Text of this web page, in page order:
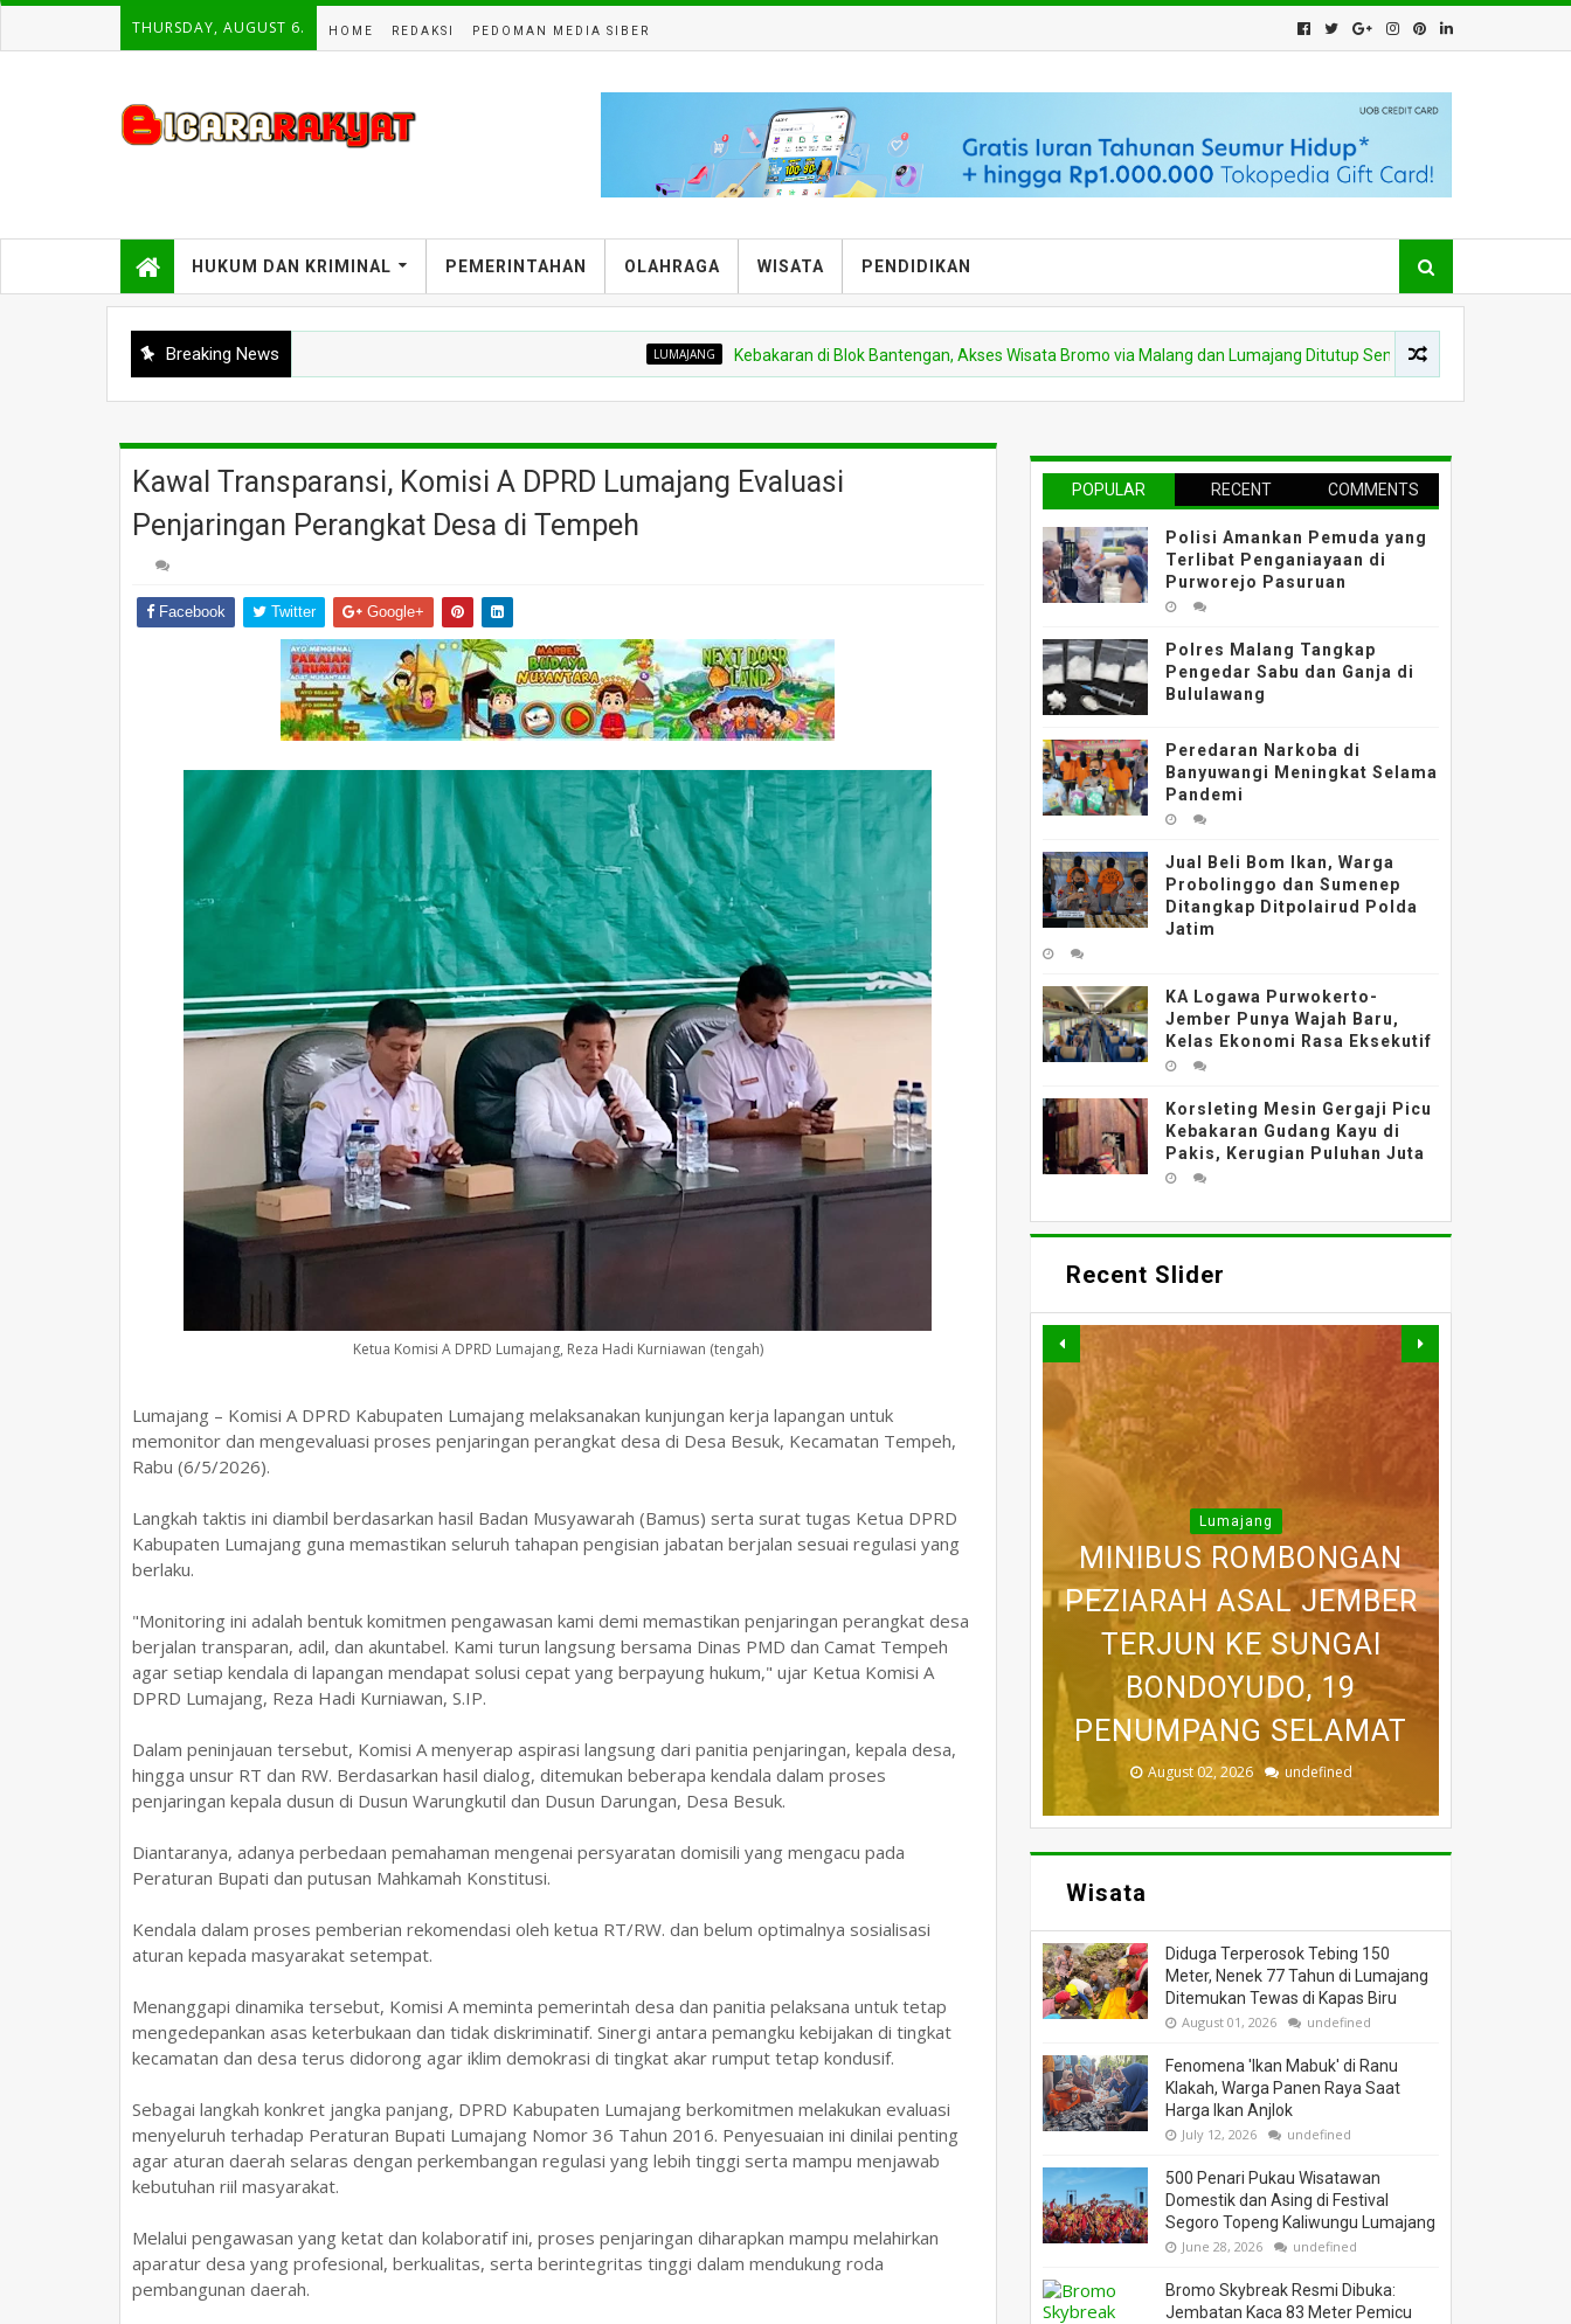
THURSDAY, AUGUST 6. HOME REDAKSI PEDOMAN MEDIA SIBER
HUKUM DAN KRIMINAL PEMERINTAHAN OLAHRAGA WISATA PENDIDIKAN
Breaking News Kebakaran di Blok Bantengan, Akses Wisata Bromo via Malang dan Lumajang Ditutup Sementara
Kawal Transparansi, Komisi A DPRD Lumajang Evaluasi
Penjaringan Perangkat Desa di Tempeh
Facebook Twitter Google+
Ketua Komisi A DPRD Lumajang, Reza Hadi Kurniawan (tengah)
Lumajang – Komisi A DPRD Kabupaten Lumajang melaksanakan kunjungan kerja lapangan untuk
memonitor dan mengevaluasi proses penjaringan perangkat desa di Desa Besuk, Kecamatan Tempeh,
Rabu (6/5/2026).
Langkah taktis ini diambil berdasarkan hasil Badan Musyawarah (Bamus) serta surat tugas Ketua DPRD
Kabupaten Lumajang guna memastikan seluruh tahapan pengisian jabatan berjalan sesuai regulasi yang
berlaku.
"Monitoring ini adalah bentuk komitmen pengawasan kami demi memastikan penjaringan perangkat desa
berjalan transparan, adil, dan akuntabel. Kami turun langsung bersama Dinas PMD dan Camat Tempeh
agar setiap kendala di lapangan mendapat solusi cepat yang berpayung hukum," ujar Ketua Komisi A
DPRD Lumajang, Reza Hadi Kurniawan, S.IP.
Dalam peninjauan tersebut, Komisi A menyerap aspirasi langsung dari panitia penjaringan, kepala desa,
hingga unsur RT dan RW. Berdasarkan hasil dialog, ditemukan beberapa kendala dalam proses
penjaringan kepala dusun di Dusun Warungkutil dan Dusun Darungan, Desa Besuk.
Diantaranya, adanya perbedaan pemahaman mengenai persyaratan domisili yang mengacu pada
Peraturan Bupati dan putusan Mahkamah Konstitusi.
Kendala dalam proses pemberian rekomendasi oleh ketua RT/RW. dan belum optimalnya sosialisasi
aturan kepada masyarakat setempat.
Menanggapi dinamika tersebut, Komisi A meminta pemerintah desa dan panitia pelaksana untuk tetap
mengedepankan asas keterbukaan dan tidak diskriminatif. Sinergi antara pemangku kebijakan di tingkat
kecamatan dan desa terus didorong agar iklim demokrasi di tingkat akar rumput tetap kondusif.
Sebagai langkah konkret jangka panjang, DPRD Kabupaten Lumajang berkomitmen melakukan evaluasi
menyeluruh terhadap Peraturan Bupati Lumajang Nomor 36 Tahun 2016. Penyesuaian ini dinilai penting
agar aturan daerah selaras dengan perkembangan regulasi yang lebih tinggi serta mampu menjawab
kebutuhan riil masyarakat.
Melalui pengawasan yang ketat dan kolaboratif ini, proses penjaringan diharapkan mampu melahirkan
aparatur desa yang profesional, berkualitas, serta berintegritas tinggi dalam mendukung roda
pembangunan daerah.
POPULAR RECENT COMMENTS
Polisi Amankan Pemuda yang
Terlibat Penganiayaan di
Purworejo Pasuruan
Polres Malang Tangkap
Pengedar Sabu dan Ganja di
Bululawang
Peredaran Narkoba di
Banyuwangi Meningkat Selama
Pandemi
Jual Beli Bom Ikan, Warga
Probolinggo dan Sumenep
Ditangkap Ditpolairud Polda
Jatim
KA Logawa Purwokerto-
Jember Punya Wajah Baru,
Kelas Ekonomi Rasa Eksekutif
Korsleting Mesin Gergaji Picu
Kebakaran Gudang Kayu di
Pakis, Kerugian Puluhan Juta
Recent Slider
KEBAKARAN DI BLOK
BANTENGAN, AKSES
WISATA BROMO VIA
MALANG DAN
LUMAJANG DITUTUP
SEMENTARA
August 04, 2026 undefined
POLDA JATIM BONGKAR
SINDIKAT PENIPUAN
EMAS MURAH DARI
LAPAS, KERUGIAN
TEMBUS RP3,7 MILIAR
August 03, 2026 undefined
POLDA JATIM
TERJUNKAN TIM SAR
DAN ALAT SONAR CARI
KORBAN KECELAKAAN
KMP MUTIARA SENTOSA
II DI SUMENEP
August 03, 2026 undefined
Lumajang
MINIBUS ROMBONGAN
PEZIARAH ASAL JEMBER
TERJUN KE SUNGAI
BONDOYUDO, 19
PENUMPANG SELAMAT
August 02, 2026 undefined
DIDUGA TERPEROSOK
TEBING 150 METER,
NENEK 77 TAHUN DI
LUMAJANG DITEMUKAN
TEWAS DI KAPAS BIRU
August 01, 2026 undefined
Wisata
Diduga Terperosok Tebing 150
Meter, Nenek 77 Tahun di Lumajang
Ditemukan Tewas di Kapas Biru
August 01, 2026 undefined
Fenomena 'Ikan Mabuk' di Ranu
Klakah, Warga Panen Raya Saat
Harga Ikan Anjlok
July 12, 2026 undefined
500 Penari Pukau Wisatawan
Domestik dan Asing di Festival
Segoro Topeng Kaliwungu Lumajang
June 28, 2026 undefined
Bromo Skybreak Resmi Dibuka:
Jembatan Kaca 83 Meter Pemicu